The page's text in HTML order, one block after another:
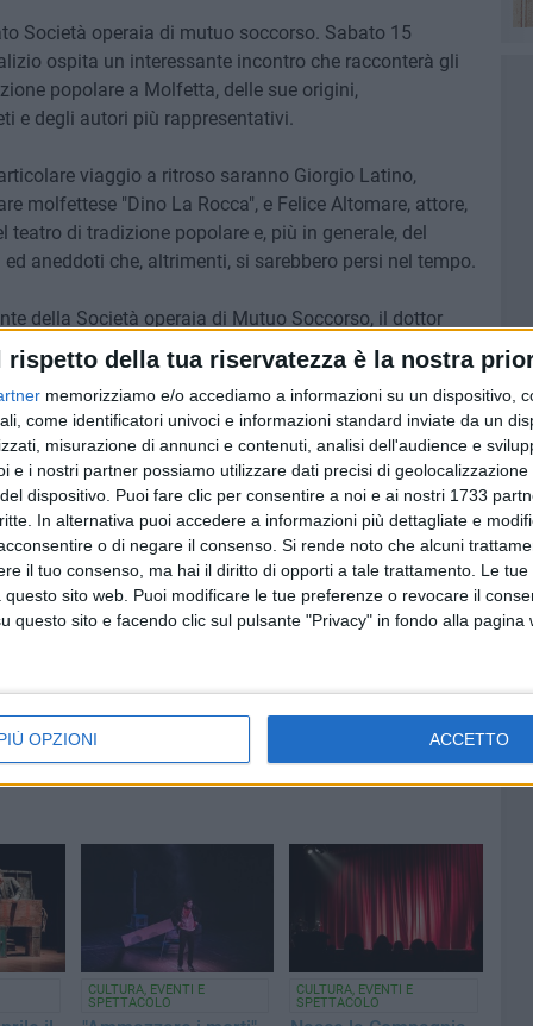
rispetto della tua riservatezza è la nostra
memorizziamo e/o accediamo a informazioni su un dispositivo,
come identificatori univoci e informazioni standard inviate da un
misurazione di annunci e contenuti, analisi dell'audience e
e i nostri partner possiamo utilizzare dati precisi di
dispositivo. Puoi fare clic per consentire a noi e ai nostri 1733
In alternativa puoi accedere a informazioni più dettagliate e
o di negare il consenso. Si rende noto che alcuni
il tuo consenso, ma hai il diritto di opporti a tale trattamento. Le
sito web. Puoi modificare le tue preferenze o revocare il
questo sito e facendo clic sul pulsante "Privacy" in fondo alla pagina
OPZIONI ACCETTO
Società operaia di mutuo soccorso. Sabato 15
ospita un interessante incontro che racconterà gli
popolare a Molfetta, delle sue origini,
e degli autori più rappresentativi.
viaggio a ritroso saranno Giorgio Latino,
molfettese "Dino La Rocca", e Felice Altomare, attore,
di tradizione popolare e, più in generale, del
aneddoti che, altrimenti, si sarebbero persi nel tempo.
della Società operaia di Mutuo Soccorso, il dottor
Vito De Trizio.
L'ingresso è libero.
le
7 AGOSTO 2026
Molfetta Calcio, tre innesti di
spessore: arrivano i molfettesi
Roselli, Cirillo e Caputi
CULTURA, EVENTI E
SPETTACOLO
CULTURA, EVENTI E
SPETTACOLO